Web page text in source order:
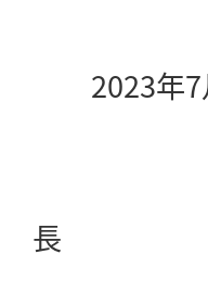
2023年7
日
京